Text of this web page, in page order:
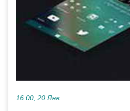
16:00, 20 Янв